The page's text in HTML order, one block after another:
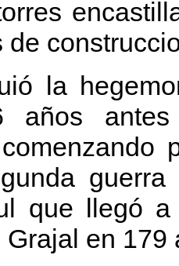
de
la
años
que llegó
en 179